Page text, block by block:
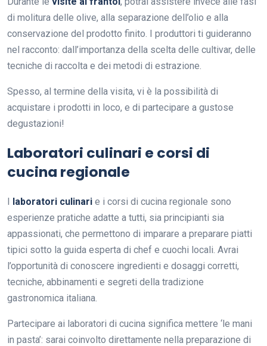
di molitura delle olive, alla separazione dell’olio e alla
conservazione del prodotto finito. I produttori ti guideranno
nel racconto: dall’importanza della scelta delle cultivar, delle
tecniche di raccolta e dei metodi di estrazione.
Spesso, al termine della visita, vi è la possibilità di
acquistare i prodotti in loco, e di partecipare a gustose
degustazioni!
Laboratori culinari e corsi di
cucina regionale
I laboratori culinari e i corsi di cucina regionale sono
esperienze pratiche adatte a tutti, sia principianti sia
appassionati, che permettono di imparare a preparare piatti
tipici sotto la guida esperta di chef e cuochi locali. Avrai
l’opportunità di conoscere ingredienti e dosaggi corretti,
tecniche, abbinamenti e segreti della tradizione
gastronomica italiana.
Partecipare ai laboratori di cucina significa mettere ‘le mani
in pasta’: sarai coinvolto direttamente nella preparazione di